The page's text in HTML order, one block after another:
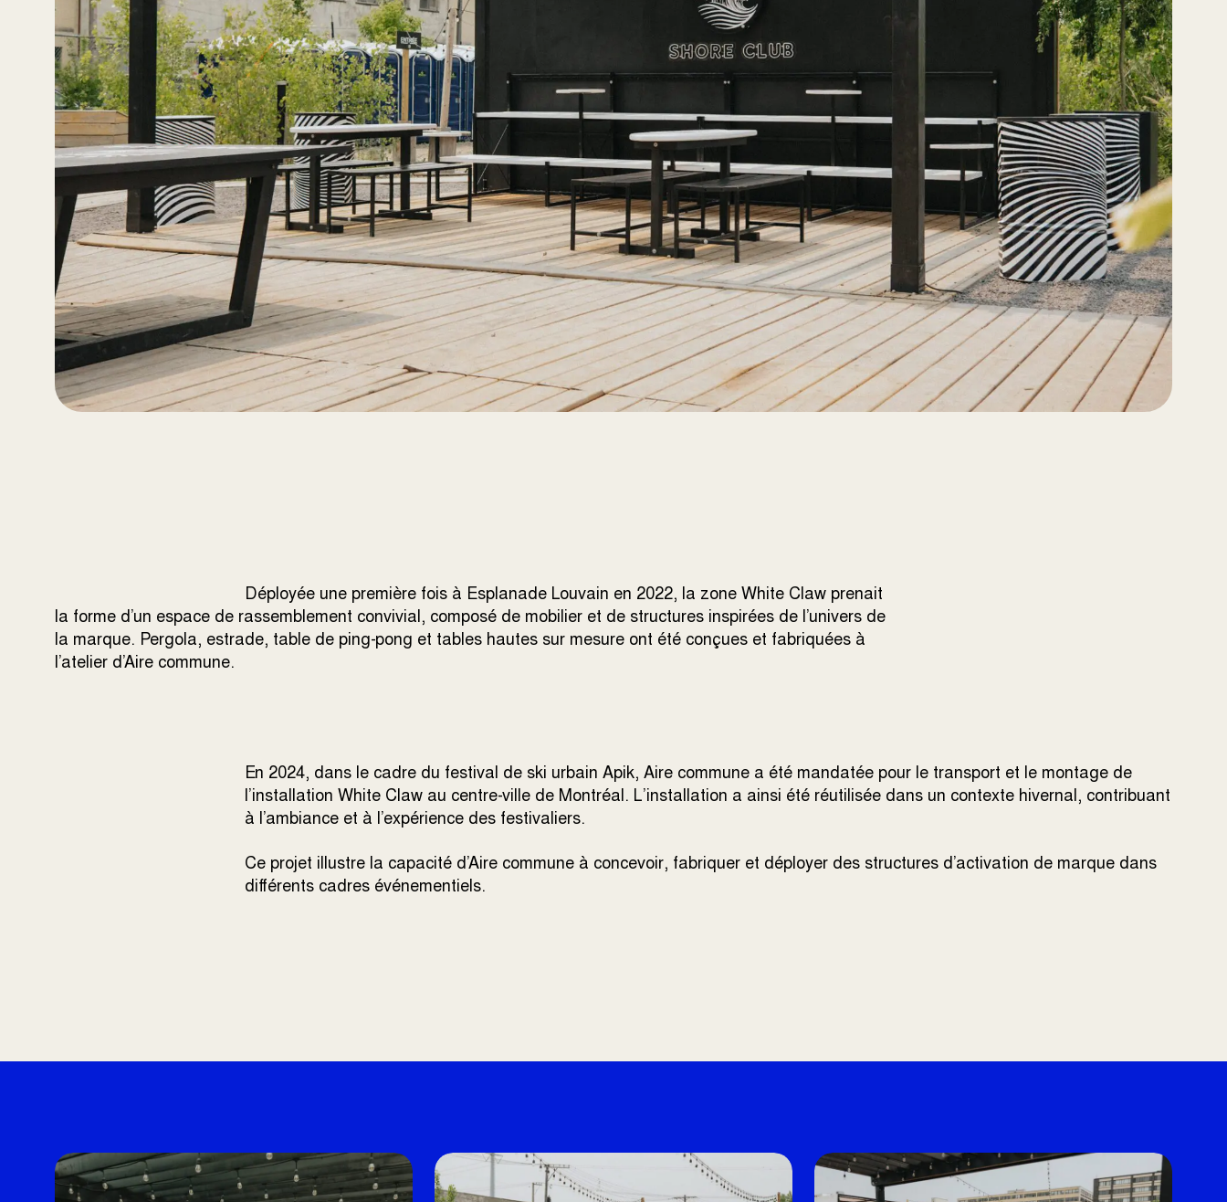
Déployée une première fois à Esplanade Louvain en 2022, la zone White Claw prenait
la forme d’un espace de rassemblement convivial, composé de mobilier et de structures inspirées de l’univers de
la marque. Pergola, estrade, table de ping-pong et tables hautes sur mesure ont été conçues et fabriquées à
l’atelier d’Aire commune.
En 2024, dans le cadre du festival de ski urbain Apik, Aire commune a été mandatée pour le transport et le montage de
l’installation White Claw au centre-ville de Montréal. L’installation a ainsi été réutilisée dans un contexte hivernal, contribuant
à l’ambiance et à l’expérience des festivaliers.
Ce projet illustre la capacité d’Aire commune à concevoir, fabriquer et déployer des structures d’activation de marque dans
différents cadres événementiels.